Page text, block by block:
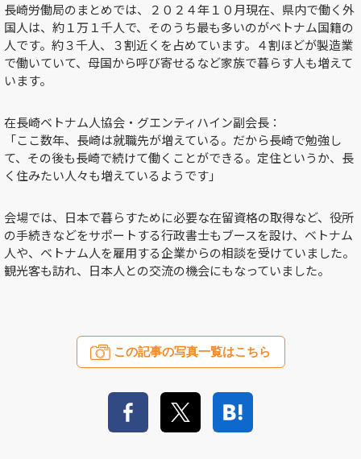
長崎労働局のまとめでは、２０２４年１０月現在、県内で働く外
国人は、約１万１千人で、そのうち最も多いのがベトナム国籍の
人です。約３千人、３割近くを占めています。４割ほどが製造業
で働いていて、母国から呼び寄せるなど家族で暮らす人も増えて
います。
在長崎ベトナム人協会・グエンティハイン副会長：
「ここ数年、長崎は就職先が増えている。だから長崎で勉強し
て、その後も長崎で続けて働くことができる。定住というか、長
く住みたい人々も増えているようです」
会場では、日本で暮らすために必要な在留資格の取得など、役所
の手続きなどをサポートする行政書士もブースを設け、ベトナム
人や、ベトナム人を雇用する企業からの相談を受けていました。
観光客も訪れ、日本人との交流の機会にもなっていました。
この記事の写真一覧はこちら